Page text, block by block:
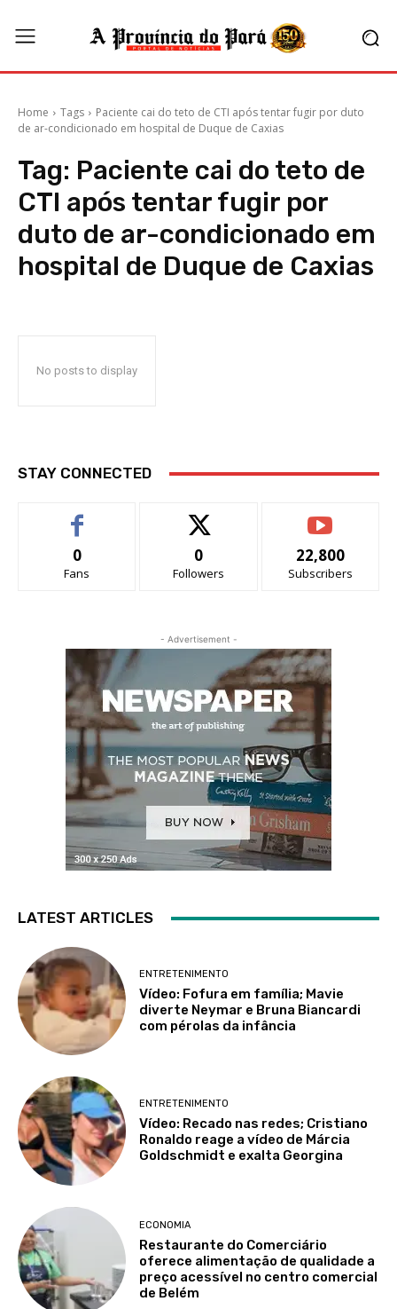
Home Tags
Paciente cai do teto de CTI após tentar fugir por duto
de ar-condicionado em hospital de Duque de Caxias
Tag: Paciente cai do teto de
CTI após tentar fugir por
duto de ar-condicionado em
hospital de Duque de Caxias
No posts to display
STAY CONNECTED
0
Fans
0
Followers
22,800
Subscribers
- Advertisement -
LATEST ARTICLES
ENTRETENIMENTO
Vídeo: Fofura em família; Mavie
diverte Neymar e Bruna Biancardi
com pérolas da infância
ENTRETENIMENTO
Vídeo: Recado nas redes; Cristiano
Ronaldo reage a vídeo de Márcia
Goldschmidt e exalta Georgina
ECONOMIA
Restaurante do Comerciário
oferece alimentação de qualidade a
preço acessível no centro comercial
de Belém